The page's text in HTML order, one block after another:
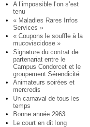
A l’impossible l’on s’est
tenu
« Maladies Rares Infos
Services »
« Coupons le souffle à la
mucoviscidose »
Signature du contrat de
partenariat entre le
Campus Condorcet et le
groupement Sérendicité
Animateurs soirées et
mercredis
Un carnaval de tous les
temps
Bonne année 2963
Le court en dit long